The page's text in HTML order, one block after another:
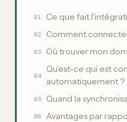
01 Ce que fait
02 Comment
03 Où trouver mon
04
Qu'est-ce qui est
automatiquement ?
05 Quand la
06 Avantages par